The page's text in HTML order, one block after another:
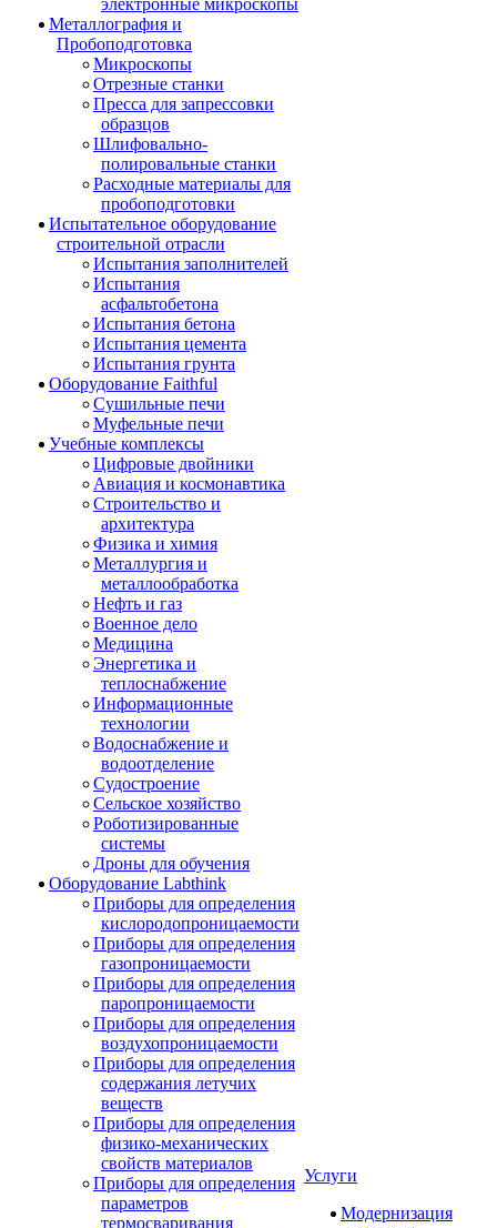
электронные микроскопы
Металлография и
Пробоподготовка
Микроскопы
Отрезные станки
Пресса для запрессовки
образцов
Шлифовально-
полировальные станки
Расходные материалы для
пробоподготовки
Испытательное оборудование
строительной отрасли
Испытания заполнителей
Испытания
асфальтобетона
Испытания бетона
Испытания цемента
Испытания грунта
Оборудование Faithful
Сушильные печи
Муфельные печи
Учебные комплексы
Цифровые двойники
Авиация и космонавтика
Строительство и
архитектура
Физика и химия
Металлургия и
металлообработка
Нефть и газ
Военное дело
Медицина
Энергетика и
теплоснабжение
Информационные
технологии
Водоснабжение и
водоотделение
Судостроение
Сельское хозяйство
Роботизированные
системы
Дроны для обучения
Оборудование Labthink
Приборы для определения
кислородопроницаемости
Приборы для определения
газопроницаемости
Приборы для определения
паропроницаемости
Приборы для определения
воздухопроницаемости
Приборы для определения
содержания летучих
веществ
Приборы для определения
физико-механических
свойств материалов
Приборы для определения
параметров
термосваривания
Услуги
Модернизация